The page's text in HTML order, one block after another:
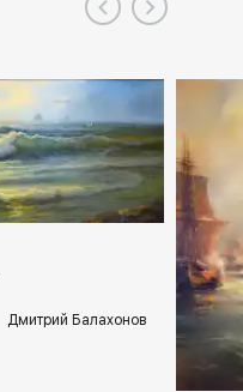
Дмитрий Балахонов